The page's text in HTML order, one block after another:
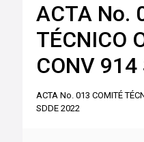
ACTA No.
TÉCNICO
CONV 914
ACTA No. 013 COMITÉ
SDDE 2022